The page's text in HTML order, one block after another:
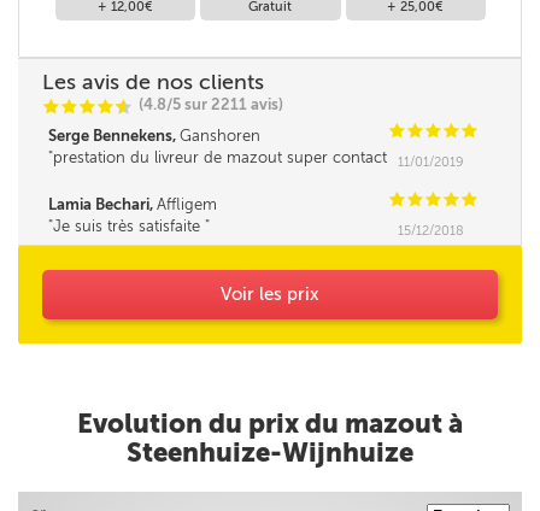
+ 12,00€ Gratuit + 25,00€
Les avis de nos clients
CCCCi
@ (4.8/5 sur 2211 avis)
Serge Bennekens, Ganshoren CCCCC
prestation du livreur de mazout super contact
11/01/2019
Lamia Bechari, Affligem CCCCC
Je suis très satisfaite
15/12/2018
Voir les prix
Evolution du prix du mazout à
Steenhuize-Wijnhuize